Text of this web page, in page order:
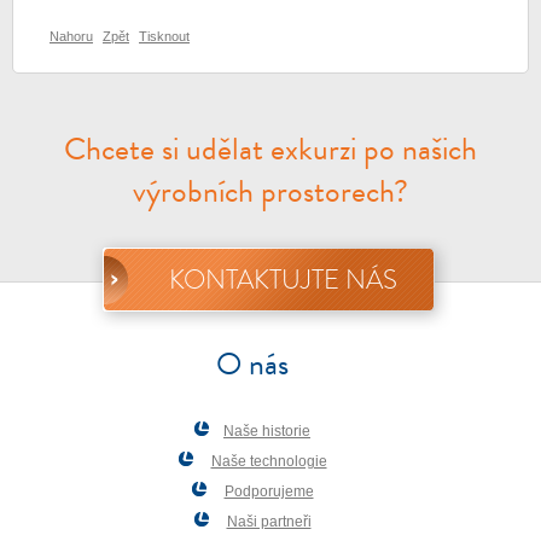
Nahoru Zpět Tisknout
Chcete si udělat exkurzi po našich
výrobních prostorech?
KONTAKTUJTE NÁS
O nás
Naše historie
Naše technologie
Podporujeme
Naši partneři